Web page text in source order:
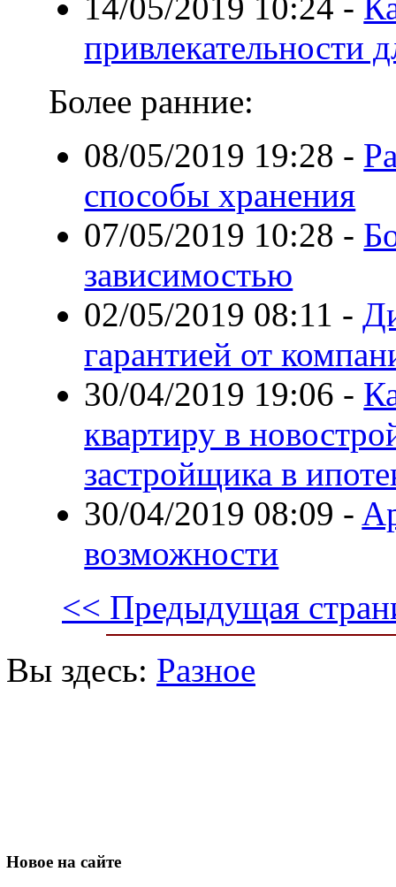
привлекательности
Более ранние:
08/05/2019 19:28 -
способы хранения
07/05/2019 10:28 -
зависимостью
02/05/2019 08:11 -
гарантией от
30/04/2019 19:06 -
квартиру в
застройщика в
30/04/2019 08:09 -
возможности
<< Предыдущая
Вы здесь: Разное
Новое на сайте